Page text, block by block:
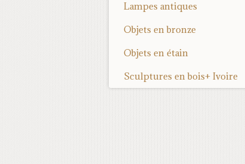
Lampes antiques
Objets en bronze
Objets en étain
Sculptures en bois+ Ivoire